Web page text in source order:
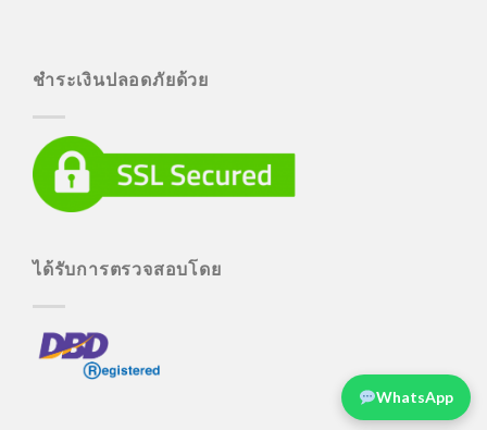
ชำระเงินปลอดภัยด้วย
ได้รับการตรวจสอบโดย
WhatsApp